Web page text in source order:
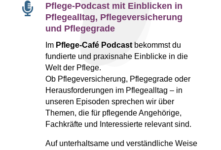

Pflege-Podcast mit Einblicken in
Pflegealltag, Pflegeversicherung
und Pflegegrade
Im Pflege-Café Podcastbekommst du
fundierte und praxisnahe Einblicke in die
Welt der Pflege.
Ob Pflegeversicherung, Pflegegrade oder
Herausforderungen im Pflegealltag – in
unseren Episoden sprechen wir über
Themen, die für pflegende Angehörige,
Fachkräfte und Interessierte relevant sind.
Auf unterhaltsame und verständliche Weise